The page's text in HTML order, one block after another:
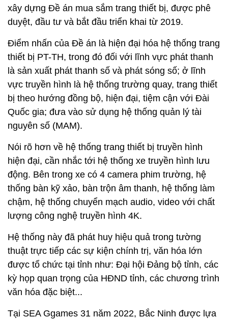
xây dựng Đề án mua sắm trang thiết bị, được phê
duyệt, đầu tư và bắt đầu triển khai từ 2019.
Điểm nhấn của Đề án là hiện đại hóa hệ thống trang
thiết bị PT-TH, trong đó đối với lĩnh vực phát thanh
là sản xuất phát thanh số và phát sóng số; ở lĩnh
vực truyền hình là hệ thống trường quay, trang thiết
bị theo hướng đồng bộ, hiện đại, tiệm cận với Đài
Quốc gia; đưa vào sử dụng hệ thống quản lý tài
nguyên số (MAM).
Nói rõ hơn về hệ thống trang thiết bị truyền hình
hiện đại, cần nhắc tới hệ thống xe truyền hình lưu
động. Bên trong xe có 4 camera phim trường, hệ
thống bàn kỹ xảo, bàn trộn âm thanh, hệ thống làm
chậm, hệ thống chuyển mạch audio, video với chất
lượng công nghệ truyền hình 4K.
Hệ thống này đã phát huy hiệu quả trong tường
thuật trực tiếp các sự kiện chính trị, văn hóa lớn
được tổ chức tại tỉnh như: Đại hội Đảng bộ tỉnh, các
kỳ họp quan trọng của HĐND tỉnh, các chương trình
văn hóa đặc biệt...
Tại SEA Ggames 31 năm 2022, Bắc Ninh được lựa